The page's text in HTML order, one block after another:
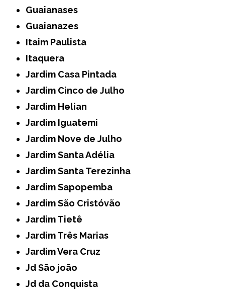
Guaianases
Guaianazes
Itaim Paulista
Itaquera
Jardim Casa Pintada
Jardim Cinco de Julho
Jardim Helian
Jardim Iguatemi
Jardim Nove de Julho
Jardim Santa Adélia
Jardim Santa Terezinha
Jardim Sapopemba
Jardim São Cristóvão
Jardim Tietê
Jardim Três Marias
Jardim Vera Cruz
Jd São joão
Jd da Conquista